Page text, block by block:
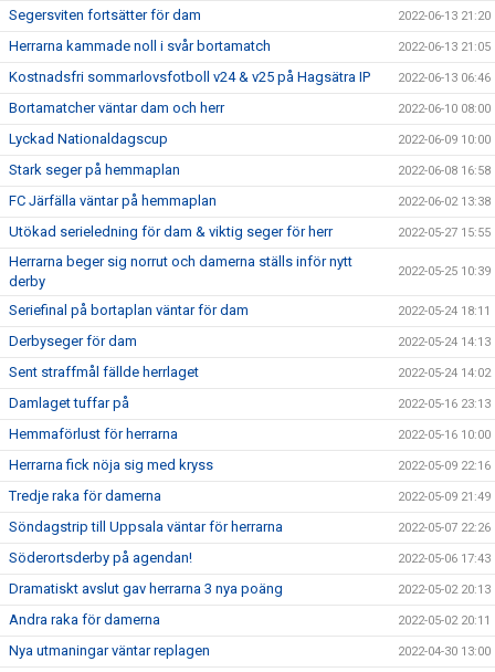
Segersviten fortsätter för dam 2022-06-13 21:20
Herrarna kammade noll i svår bortamatch 2022-06-13 21:05
Kostnadsfri sommarlovsfotboll v24 & v25 på Hagsätra IP 2022-06-13 06:46
Bortamatcher väntar dam och herr 2022-06-10 08:00
Lyckad Nationaldagscup 2022-06-09 10:00
Stark seger på hemmaplan 2022-06-08 16:58
FC Järfälla väntar på hemmaplan 2022-06-02 13:38
Utökad serieledning för dam & viktig seger för herr 2022-05-27 15:55
Herrarna beger sig norrut och damerna ställs inför nytt
derby
2022-05-25 10:39
Seriefinal på bortaplan väntar för dam 2022-05-24 18:11
Derbyseger för dam 2022-05-24 14:13
Sent straffmål fällde herrlaget 2022-05-24 14:02
Damlaget tuffar på 2022-05-16 23:13
Hemmaförlust för herrarna 2022-05-16 10:00
Herrarna fick nöja sig med kryss 2022-05-09 22:16
Tredje raka för damerna 2022-05-09 21:49
Söndagstrip till Uppsala väntar för herrarna 2022-05-07 22:26
Söderortsderby på agendan! 2022-05-06 17:43
Dramatiskt avslut gav herrarna 3 nya poäng 2022-05-02 20:13
Andra raka för damerna 2022-05-02 20:11
Nya utmaningar väntar replagen 2022-04-30 13:00